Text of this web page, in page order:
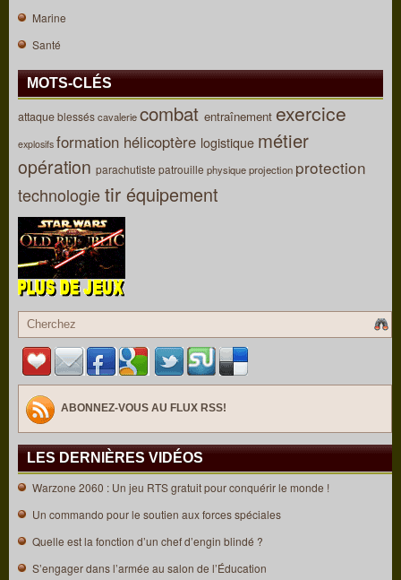
Marine
Santé
MOTS-CLÉS
attaqueblesséscavaleriecombat entraînement exercice
explosifs formation hélicoptère logistique métier
opération parachutiste patrouille physiqueprojection protection
technologietir équipement
ABONNEZ-VOUS AU FLUX RSS!
LES DERNIÈRES VIDÉOS
Warzone 2060 : Un jeu RTS gratuit pour conquérir le monde !
Un commando pour le soutien aux forces spéciales
Quelle est la fonction d’un chef d’engin blindé ?
S’engager dans l’armée au salon de l’Éducation